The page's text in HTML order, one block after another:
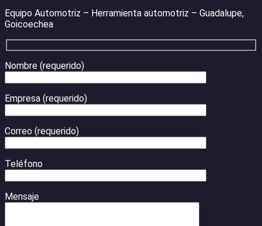
Equipo Automotriz – Herramienta automotriz – Guadalupe,
Goicoechea
Nombre (requerido)
Empresa (requerido)
Correo (requerido)
Teléfono
Mensaje